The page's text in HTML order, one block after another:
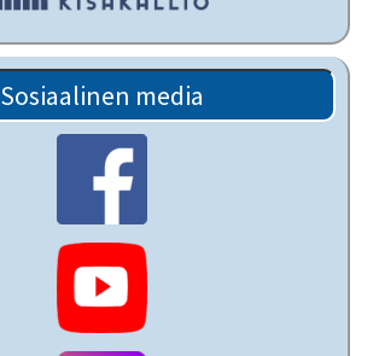
Sosiaalinen media